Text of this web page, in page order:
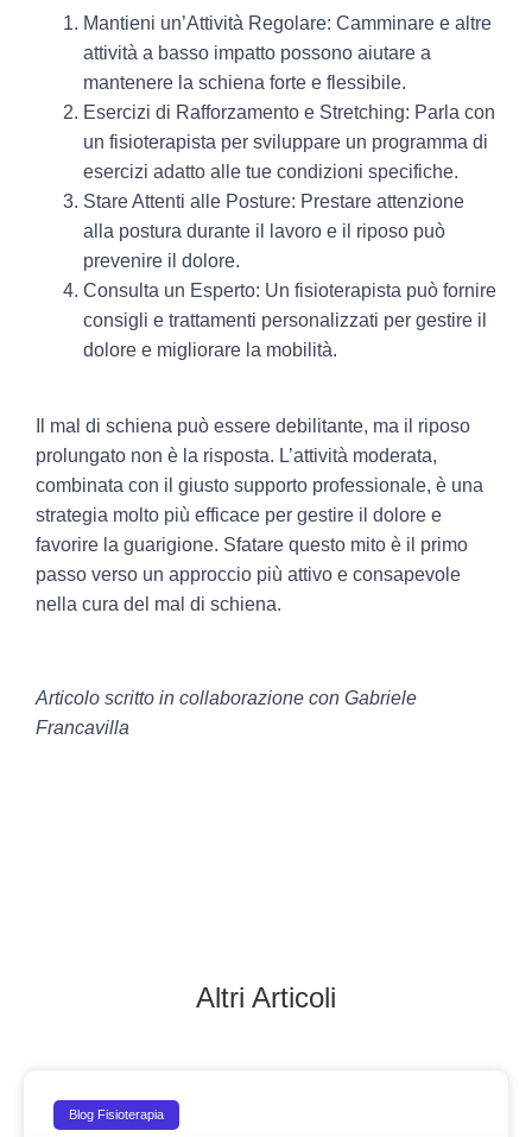
Mantieni un’Attività Regolare: Camminare e altre
attività a basso impatto possono aiutare a
mantenere la schiena forte e flessibile.
Esercizi di Rafforzamento e Stretching: Parla con
un fisioterapista per sviluppare un programma di
esercizi adatto alle tue condizioni specifiche.
Stare Attenti alle Posture: Prestare attenzione
alla postura durante il lavoro e il riposo può
prevenire il dolore.
Consulta un Esperto: Un fisioterapista può fornire
consigli e trattamenti personalizzati per gestire il
dolore e migliorare la mobilità.
Il mal di schiena può essere debilitante, ma il riposo
prolungato non è la risposta. L’attività moderata,
combinata con il giusto supporto professionale, è una
strategia molto più efficace per gestire il dolore e
favorire la guarigione. Sfatare questo mito è il primo
passo verso un approccio più attivo e consapevole
nella cura del mal di schiena.
Articolo scritto in collaborazione con Gabriele
Francavilla
Altri Articoli
Blog Fisioterapia